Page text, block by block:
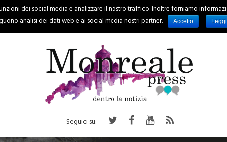
PALERMO REGIONE EVENTI RUBRICHE SPORT
Seguici su:
dei social media e analizzare il nostro traffico. Inoltre forniamo
analisi dei dati web e ai social media nostri partner.
Accetto